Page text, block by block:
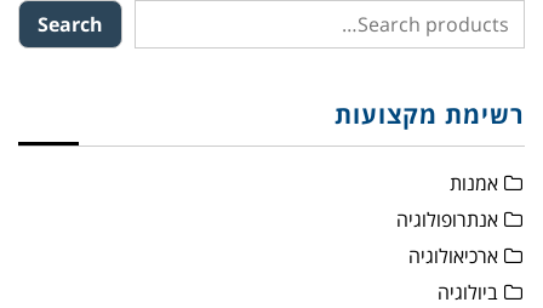
Search
רשימת מקצועות
אמנות
אנתרופולוגיה
ארכיאולוגיה
ביולוגיה